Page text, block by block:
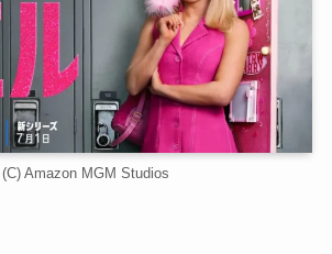
(C) Amazon MGM Studios